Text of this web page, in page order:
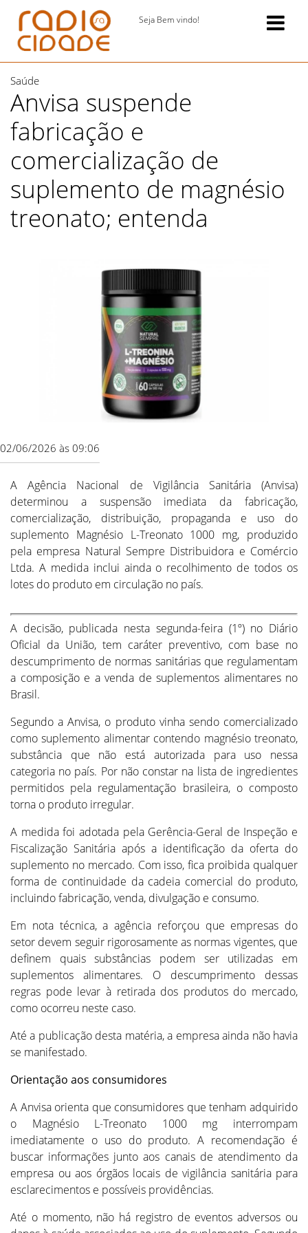
Seja Bem vindo!
Saúde
Anvisa suspende
fabricação e
comercialização de
suplemento de magnésio
treonato; entenda
02/06/2026 às 09:06
A Agência Nacional de Vigilância Sanitária (Anvisa)
determinou a suspensão imediata da fabricação,
comercialização, distribuição, propaganda e uso do
suplemento Magnésio L-Treonato 1000 mg, produzido
pela empresa Natural Sempre Distribuidora e Comércio
Ltda. A medida inclui ainda o recolhimento de todos os
lotes do produto em circulação no país.
A decisão, publicada nesta segunda-feira (1º) no Diário
Oficial da União, tem caráter preventivo, com base no
descumprimento de normas sanitárias que regulamentam
a composição e a venda de suplementos alimentares no
Brasil.
Segundo a Anvisa, o produto vinha sendo comercializado
como suplemento alimentar contendo magnésio treonato,
substância que não está autorizada para uso nessa
categoria no país. Por não constar na lista de ingredientes
permitidos pela regulamentação brasileira, o composto
torna o produto irregular.
A medida foi adotada pela Gerência-Geral de Inspeção e
Fiscalização Sanitária após a identificação da oferta do
suplemento no mercado. Com isso, fica proibida qualquer
forma de continuidade da cadeia comercial do produto,
incluindo fabricação, venda, divulgação e consumo.
Em nota técnica, a agência reforçou que empresas do
setor devem seguir rigorosamente as normas vigentes, que
definem quais substâncias podem ser utilizadas em
suplementos alimentares. O descumprimento dessas
regras pode levar à retirada dos produtos do mercado,
como ocorreu neste caso.
Até a publicação desta matéria, a empresa ainda não havia
se manifestado.
Orientação aos consumidores
A Anvisa orienta que consumidores que tenham adquirido
o Magnésio L-Treonato 1000 mg interrompam
imediatamente o uso do produto. A recomendação é
buscar informações junto aos canais de atendimento da
empresa ou aos órgãos locais de vigilância sanitária para
esclarecimentos e possíveis providências.
Até o momento, não há registro de eventos adversos ou